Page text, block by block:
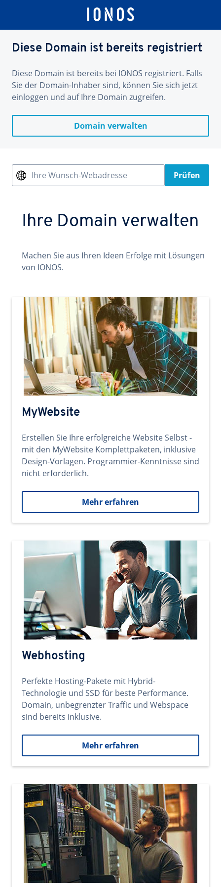
Diese Domain ist bereits registriert
Diese Domain ist bereits bei IONOS registriert. Falls
Sie der Domain-Inhaber sind, können Sie sich jetzt
einloggen und auf Ihre Domain zugreifen.
Domain verwalten
Ihre Wunsch-Webadresse Prüfen
Ihre Domain verwalten
Machen Sie aus Ihren Ideen Erfolge mit Lösungen
von IONOS.
MyWebsite
Erstellen Sie Ihre erfolgreiche Website Selbst -
mit den MyWebsite Komplettpaketen, inklusive
Design-Vorlagen. Programmier-Kenntnisse sind
nicht erforderlich.
Mehr erfahren
Webhosting
Perfekte Hosting-Pakete mit Hybrid-
Technologie und SSD für beste Performance.
Domain, unbegrenzter Traffic und Webspace
sind bereits inklusive.
Mehr erfahren